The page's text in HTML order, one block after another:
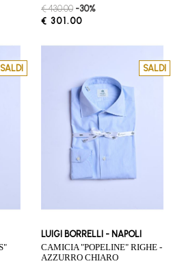
€ 430.00 -30%
€ 301.00
SALDI SALDI
LUIGI BORRELLI - NAPOLI
CAMICIA "POPELINE" RIGHE -
AZZURRO CHIARO